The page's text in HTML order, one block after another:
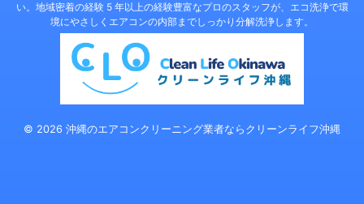
い。地域密着の経験 5 年以上の経験豊富なプロのスタッフが、エコ洗浄で環
境にやさしくエアコンの内部までしっかり分解洗浄します。
© 2026 沖縄のエアコンクリーニング業者ならクリーンライフ沖縄